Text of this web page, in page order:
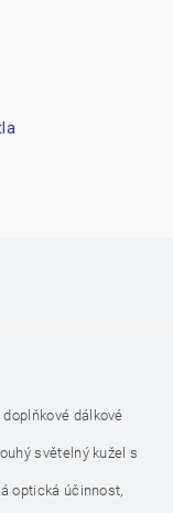
dálkové
světelný kužel s
optická účinnost,